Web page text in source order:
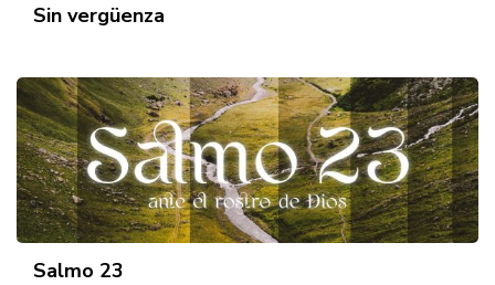
Sin vergüenza
Salmo 23